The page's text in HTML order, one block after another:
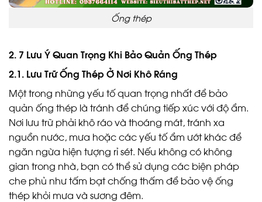
Ống thép
2. 7 Lưu Ý Quan Trọng Khi Bảo Quản Ống Thép
2.1. Lưu Trữ Ống Thép Ở Nơi Khô Ráng
Một trong những yếu tố quan trọng nhất để bảo
quản ống thép là tránh để chúng tiếp xúc với độ ẩm.
Nơi lưu trữ phải khô ráo và thoáng mát, tránh xa
nguồn nước, mưa hoặc các yếu tố ẩm ướt khác để
ngăn ngừa hiện tượng rỉ sét. Nếu không có không
gian trong nhà, bạn có thể sử dụng các biện pháp
che phủ như tấm bạt chống thấm để bảo vệ ống
thép khỏi mưa và sương đêm.